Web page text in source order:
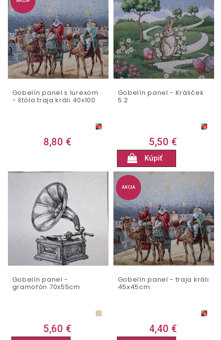
Gobelín panel s lurexom
- štóla traja králi 40x100
8,80 €
Gobelín panel - Králiček
5.2
5,50 €
Kúpiť
Gobelín panel -
gramofón 70x55cm
5,60 €
AKCIA
Gobelín panel - traja králi
45x45cm
4,40 €